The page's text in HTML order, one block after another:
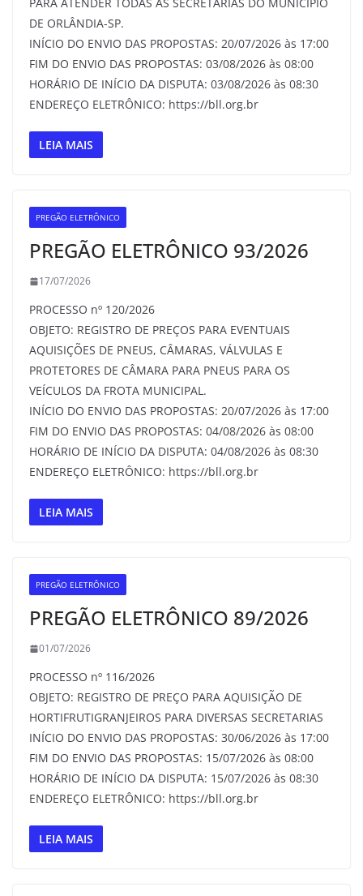
DE ORLÂNDIA-SP.
INÍCIO DO ENVIO DAS PROPOSTAS: 20/07/2026 às 17:00
FIM DO ENVIO DAS PROPOSTAS: 03/08/2026 às 08:00
HORÁRIO DE INÍCIO DA DISPUTA: 03/08/2026 às 08:30
ENDEREÇO ELETRÔNICO: https://bll.org.br
LEIA MAIS
PREGÃO ELETRÔNICO
PREGÃO ELETRÔNICO 93/2026
17/07/2026
PROCESSO nº 120/2026
OBJETO: REGISTRO DE PREÇOS PARA EVENTUAIS
AQUISIÇÕES DE PNEUS, CÂMARAS, VÁLVULAS E
PROTETORES DE CÂMARA PARA PNEUS PARA OS
VEÍCULOS DA FROTA MUNICIPAL.
INÍCIO DO ENVIO DAS PROPOSTAS: 20/07/2026 às 17:00
FIM DO ENVIO DAS PROPOSTAS: 04/08/2026 às 08:00
HORÁRIO DE INÍCIO DA DISPUTA: 04/08/2026 às 08:30
ENDEREÇO ELETRÔNICO: https://bll.org.br
LEIA MAIS
PREGÃO ELETRÔNICO
PREGÃO ELETRÔNICO 89/2026
01/07/2026
PROCESSO nº 116/2026
OBJETO: REGISTRO DE PREÇO PARA AQUISIÇÃO DE
HORTIFRUTIGRANJEIROS PARA DIVERSAS SECRETARIAS
INÍCIO DO ENVIO DAS PROPOSTAS: 30/06/2026 às 17:00
FIM DO ENVIO DAS PROPOSTAS: 15/07/2026 às 08:00
HORÁRIO DE INÍCIO DA DISPUTA: 15/07/2026 às 08:30
ENDEREÇO ELETRÔNICO: https://bll.org.br
LEIA MAIS